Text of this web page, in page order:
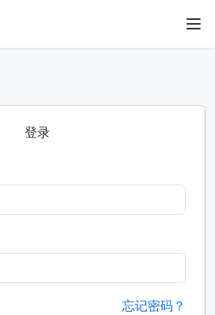
登录
忘记密码？